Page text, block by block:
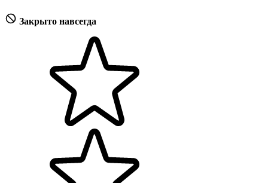
Закрыто навсегда